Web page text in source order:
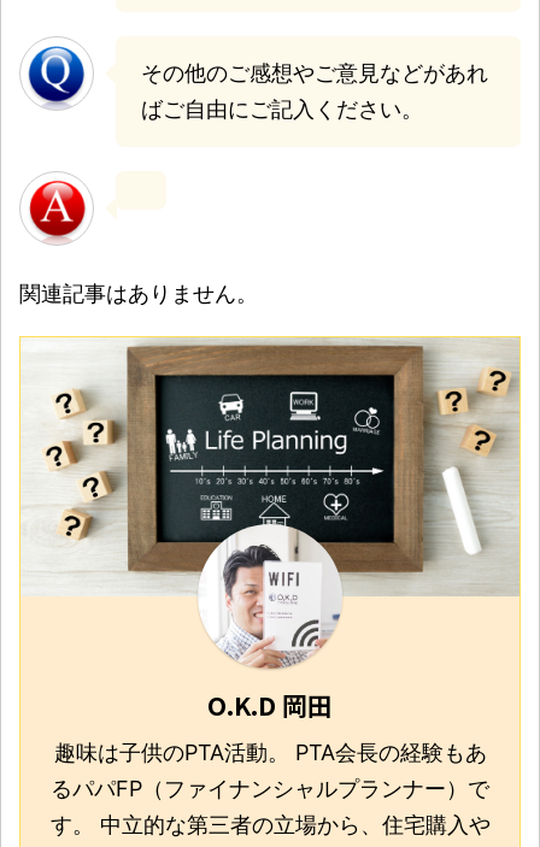
その他のご感想やご意見などがあれ
ばご自由にご記入ください。
関連記事はありません。
O.K.D 岡田
趣味は子供のPTA活動。 PTA会長の経験もあ
るパパFP（ファイナンシャルプランナー）で
す。 中立的な第三者の立場から、住宅購入や